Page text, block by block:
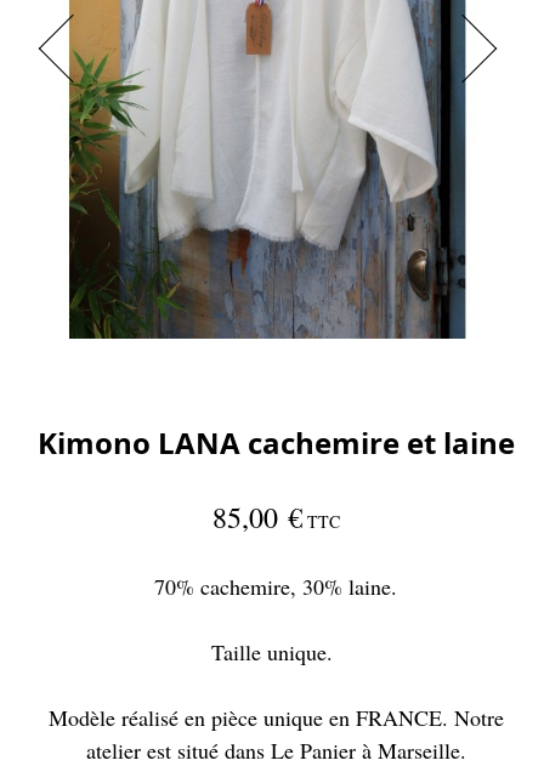
Kimono LANA cachemire et laine
85,00 € TTC
70% cachemire, 30% laine.
Taille unique.
Modèle réalisé en pièce unique en FRANCE. Notre
atelier est situé dans Le Panier à Marseille.